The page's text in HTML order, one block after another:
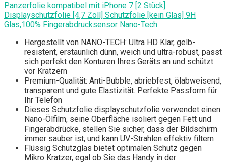
Panzerfolie kompatibel mit iPhone 7 [2 Stück]
Displayschutzfolie [4,7 Zoll] Schutzfolie [kein Glas] 9H
Glas,100% Fingerabdrucksensor Nano-Tech
Hergestellt von NANO-TECH: Ultra HD Klar, gelb-
resistent, erstaunlich dünn, weich und ultra-robust, passt
sich perfekt den Konturen Ihres Geräts an und schützt
vor Kratzern
Premium-Qualität: Anti-Bubble, abriebfest, ölabweisend,
transparent und gute Elastizität. Perfekte Passform für
Ihr Telefon
Dieses Schutzfolie displayschutzfolie verwendet einen
Nano-Ölfilm, seine Oberfläche isoliert gegen Fett und
Fingerabdrücke, stellen Sie sicher, dass der Bildschirm
immer sauber ist, und kann UV-Strahlen effektiv filtern
Flüssig Schutzglas bietet optimalen Schutz gegen
Mikro Kratzer, egal ob Sie das Handy in der